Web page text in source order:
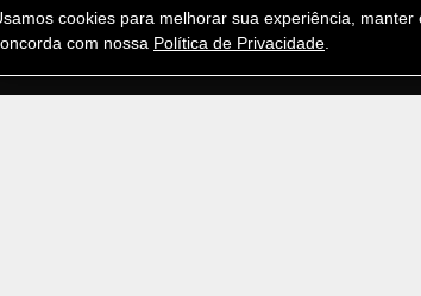
cookies para melhorar sua experiência,
com nossa Política de Privacidade